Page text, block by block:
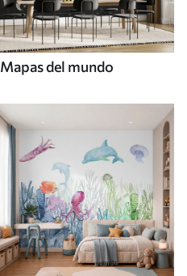
Mapas del mundo